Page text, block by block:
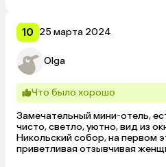
10 25 марта 2024
Olga
Что было хорошо
Замечательный мини-отель,
чисто, светло, уютно, вид из
Никольский собор, на первом
приветливая отзывчивая